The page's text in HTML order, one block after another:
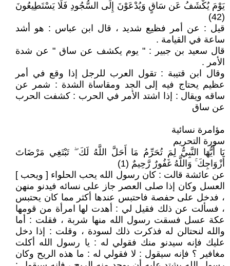
يَوْمَ يُكْشَفُ عَن سَاقٍ وَيُدْعَوْنَ إِلَى السُّجُودِ فَلَا يَسْتَطِيعُونَ
(42)
قيل : عن أمر فظيع شديد ، قال ابن عباس : هو أشد
ساعة في القيامة .
قال سعيد بن جبير : " يوم يكشف عن ساق " عن شدة
الأمر .
وقال ابن قتيبة : تقول العرب للرجل إذا وقع في أمر
عظيم يحتاج فيه إلى الجد ومقاساة الشدة : شمر عن
ساقه ويقال : إذا اشتد الأمر في الحرب : كشفت الحرب
عن ساق
مؤامرة نسائية
سورة التحريم
يَا أَيُّهَا النَّبِيُّ لِمَ تُحَرِّمُ مَا أَحَلَّ اللَّهُ لَكَ ۖ تَبْتَغِي مَرْضَاتَ
أَزْوَاجِكَ ۚ وَاللَّهُ غَفُورٌ رَّحِيمٌ (1)
عن عائشة قالت : كان رسول الله يحب الحلواء [ ويحب ]
العسل وكان إذا صلى العصر جاز على نسائه فيدنو منهن
، فدخل على حفصة فاحتبس عندها أكثر مما كان يحتبس
، فسألت عن ذلك فقيل لي : أهدت لها امرأة من قومها
عكة عسل فسقت رسول الله منها شربة ، فقلت : أما
والله لنحتالن له فذكرت ذلك لسودة ، وقلت : إذا دخل
عليك فإنه سيدنو منك فقولي له : يا رسول الله أكلت
مغافير ؟ فإنه سيقول : لا فقولي له : ما هذه الريح وكان